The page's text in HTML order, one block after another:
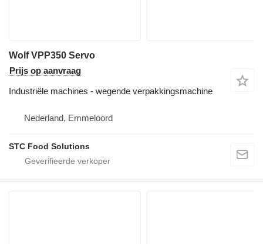
Wolf VPP350 Servo
Prijs op aanvraag
Industriële machines - wegende verpakkingsmachine
Nederland, Emmeloord
STC Food Solutions